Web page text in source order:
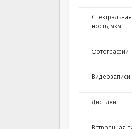
ность, мкм
Фотографии
Видеозаписи
Дисплей
Встроенная